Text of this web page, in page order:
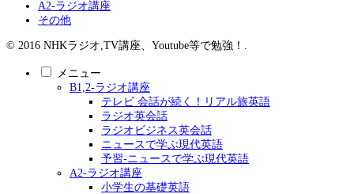
A2-ラジオ講座
その他
© 2016 NHKラジオ,TV講座、Youtube等で勉強！.
メニュー
B1,2-ラジオ講座
テレビ 会話が続く！リアル旅英語
ラジオ英会話
ラジオビジネス英会話
ニュースで学ぶ現代英語
予習-ニュースで学ぶ現代英語
A2-ラジオ講座
小学生の基礎英語